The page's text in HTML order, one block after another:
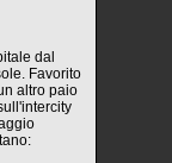
dal
Favorito
altro paio